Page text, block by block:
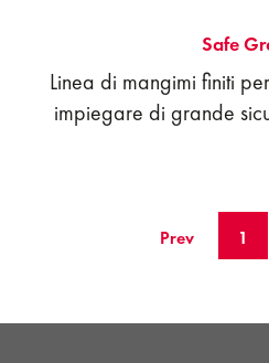
Safe
Linea di mangimi finiti
impiegare di grande
Prev 1